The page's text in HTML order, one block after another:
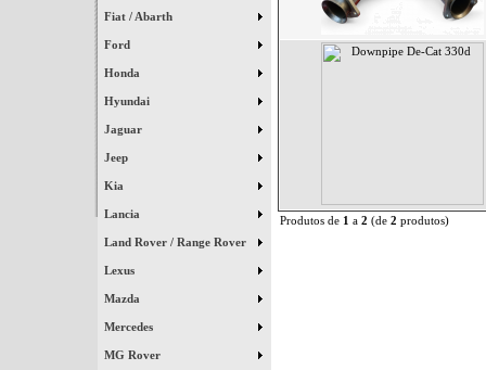
Fiat / Abarth
Ford
Honda
Hyundai
Jaguar
Jeep
Kia
Lancia
Land Rover / Range Rover
Lexus
Mazda
Mercedes
MG Rover
Produtos de 1 a 2 (de 2 produtos)